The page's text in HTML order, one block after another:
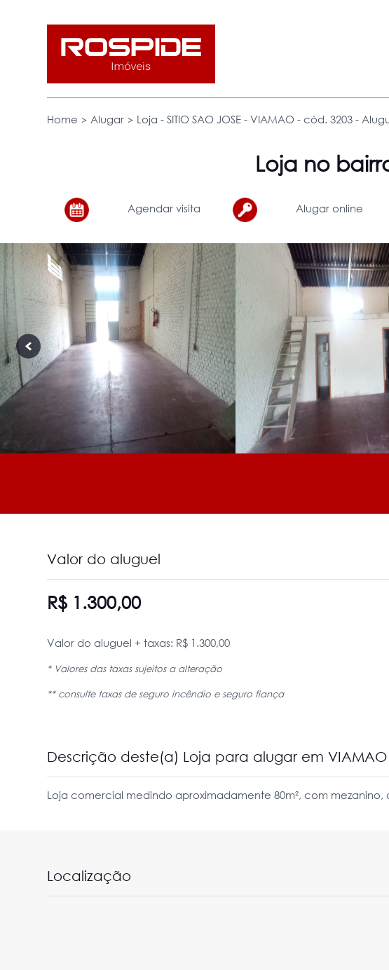
Home > Alugar > Loja - SITIO SAO JOSE - VIAMAO - cód. 3203 -
Loja no
Agendar visita Alugar online
Valor do aluguel
R$ 1.300,00
Valor do aluguel + taxas: R$ 1.300,00
* Valores das taxas sujeitos a alteração
** consulte taxas de seguro incêndio e seguro fiança
Descrição deste(a) Loja para alugar em VIAMAO
Loja comercial medindo aproximadamente 80m², com mezanino,
Localização